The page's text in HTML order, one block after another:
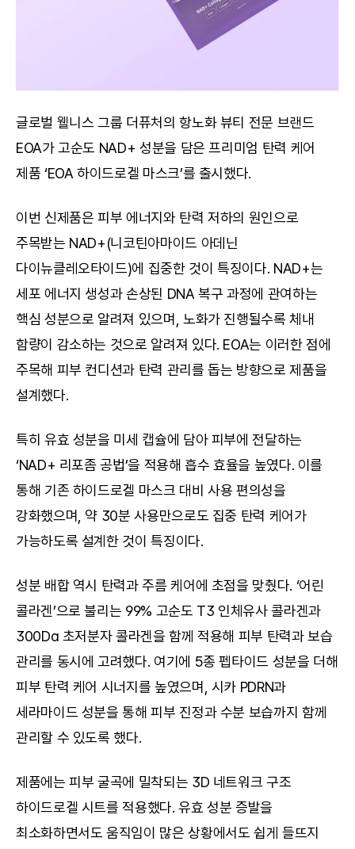
글로벌 웰니스 그룹 더퓨처의 항노화 뷰티 전문 브랜드
EOA가 고순도 NAD+ 성분을 담은 프리미엄 탄력 케어
제품 ‘EOA 하이드로겔 마스크’를 출시했다.
이번 신제품은 피부 에너지와 탄력 저하의 원인으로
주목받는 NAD+(니코틴아마이드 아데닌
다이뉴클레오타이드)에 집중한 것이 특징이다. NAD+는
세포 에너지 생성과 손상된 DNA 복구 과정에 관여하는
핵심 성분으로 알려져 있으며, 노화가 진행될수록 체내
함량이 감소하는 것으로 알려져 있다. EOA는 이러한 점에
주목해 피부 컨디션과 탄력 관리를 돕는 방향으로 제품을
설계했다.
특히 유효 성분을 미세 캡슐에 담아 피부에 전달하는
‘NAD+ 리포좀 공법’을 적용해 흡수 효율을 높였다. 이를
통해 기존 하이드로겔 마스크 대비 사용 편의성을
강화했으며, 약 30분 사용만으로도 집중 탄력 케어가
가능하도록 설계한 것이 특징이다.
성분 배합 역시 탄력과 주름 케어에 초점을 맞췄다. ‘어린
콜라겐’으로 불리는 99% 고순도 T3 인체유사 콜라겐과
300Da 초저분자 콜라겐을 함께 적용해 피부 탄력과 보습
관리를 동시에 고려했다. 여기에 5종 펩타이드 성분을 더해
피부 탄력 케어 시너지를 높였으며, 시카 PDRN과
세라마이드 성분을 통해 피부 진정과 수분 보습까지 함께
관리할 수 있도록 했다.
제품에는 피부 굴곡에 밀착되는 3D 네트워크 구조
하이드로겔 시트를 적용했다. 유효 성분 증발을
최소화하면서도 움직임이 많은 상황에서도 쉽게 들뜨지